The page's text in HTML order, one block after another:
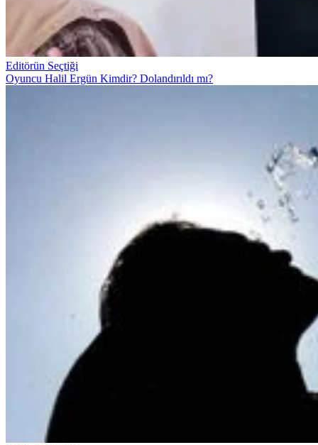
Editörün Seçtiği
Oyuncu Halil Ergün Kimdir? Dolandırıldı mı?